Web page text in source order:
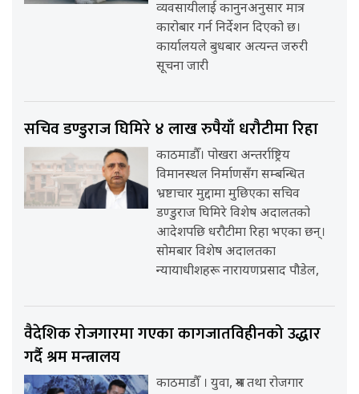
व्यवसायीलाई कानुनअनुसार मात्र
कारोबार गर्न निर्देशन दिएको छ।
कार्यालयले बुधबार अत्यन्त जरुरी
सूचना जारी
सचिव डण्डुराज घिमिरे ४ लाख रुपैयाँ धरौटीमा रिहा
काठमाडौँ। पोखरा अन्तर्राष्ट्रिय
विमानस्थल निर्माणसँग सम्बन्धित
भ्रष्टाचार मुद्दामा मुछिएका सचिव
डण्डुराज घिमिरे विशेष अदालतको
आदेशपछि धरौटीमा रिहा भएका छन्।
सोमबार विशेष अदालतका
न्यायाधीशहरू नारायणप्रसाद पौडेल,
वैदेशिक रोजगारमा गएका कागजातविहीनको उद्धार
गर्दै श्रम मन्त्रालय
काठमाडौँ । युवा, श्रम तथा रोजगार